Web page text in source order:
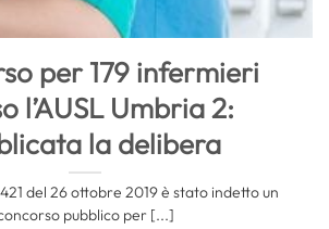
per 179 infermieri
l’AUSL Umbria 2:
la delibera
del 26 ottobre 2019 è stato indetto un
pubblico per [...]